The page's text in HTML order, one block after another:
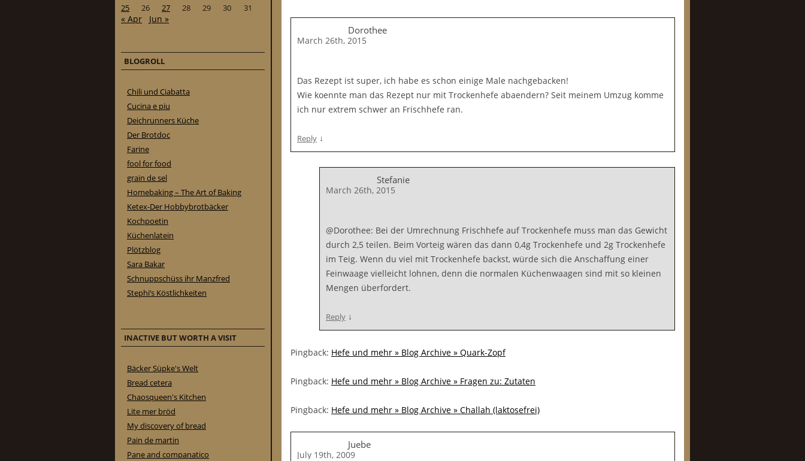
Dorothee
March 26th, 2015
Das Rezept ist super, ich habe es schon einige Male nachgebacken!
Wie koennte man das Rezept nur mit Trockenhefe abaendern? Seit meinem Umzug komme
ich nur extrem schwer an Frischhefe ran.
Reply ↓
Stefanie
March 26th, 2015
@Dorothee: Bei der Umrechnung Frischhefe auf Trockenhefe muss man das Gewicht
durch 2,5 teilen. Beim Vorteig wären das dann 0,4g Trockenhefe und 2g Trockenhefe
im Teig. Wenn du viel mit Trockenhefe backst, würde sich die Anschaffung einer
Feinwaage vielleicht lohnen, denn die normalen Küchenwaagen sind mit so kleinen
Mengen überfordert.
Reply ↓
Pingback: Hefe und mehr » Blog Archive » Quark-Zopf
Pingback: Hefe und mehr » Blog Archive » Fragen zu: Zutaten
Pingback: Hefe und mehr » Blog Archive » Challah (laktosefrei)
Juebe
July 19th, 2009
25
26 27 28 29 30 31
« Apr Jun »
BLOGROLL
Chili und Ciabatta
Cucina e piu
Deichrunners Küche
Der Brotdoc
Farine
fool for food
grain de sel
Homebaking – The Art of Baking
Ketex-Der Hobbybrotbäcker
Kochpoetin
Küchenlatein
Plötzblog
Sara Bakar
Schnuppschüss ihr Manzfred
Stephi’s Köstlichkeiten
INACTIVE BUT WORTH A VISIT
Bäcker Süpke's Welt
Bread cetera
Chaosqueen's Kitchen
Lite mer bröd
My discovery of bread
Pain de martin
Pane and companatico